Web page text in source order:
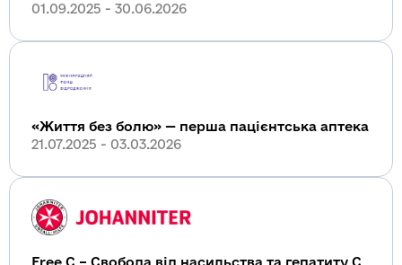
01.09.2025 - 30.06.2026
«Життя без болю» — перша пацієнтська аптека
21.07.2025 - 03.03.2026
Free C – Свобода від насильства та гепатиту С